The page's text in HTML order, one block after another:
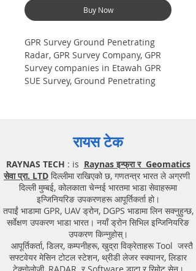
Buy Now
GPR Survey Ground Penetrating
Radar, GPR Survey Company, GPR
Survey companies in Etawah GPR
SUE Survey, Ground Penetrating
(Ground Penetrating Radar) Geo
scanning Survey Provider
Surface Utility Scanner |Locator,
Equipment. Instrument, GPR
Survey machine in Uttar Pradesh,
.Ground Penetrating Radar
Equipment. GPR Survey companies
in Gaya, Ground Penetrating Radar,
| RAYNAS | TECH. GPR SUE Survey,
Ground Penetrating Radar Provider
रायस टेक
RAYNAS TECH : is Raynas इन्फ्रा र Geomatics
सेवा प्रा. LTD दिल्लीमा राखिएको छ, गणतन्त्र भारत ले अग्रणी
दिल्ली मुम्बई, कोलकाता चेन्नई भारतमा भाडा सेवाहरूमा
इन्जिनियरिङ उपकरणहरू आपूर्तिकर्ता हो।
तपाईं भाडामा GPR, UAV ड्रोन, DGPS भाडामा लिन सक्नुहुन्छ,
सर्वेक्षण उपकरण भाडा भारत। नयाँ ड्रोन सिभिल इन्जिनियरिङ
उपकरण किन्नुहोस्।
आपूर्तिकर्ता, डिलर, कम्पनीहरू, खुद्रा विक्रेताहरू Tool जस्तै
सफ्टवेयर मेसिन टोटल स्टेशन, थ्रीडी लेजर स्क्यानर, लिडार